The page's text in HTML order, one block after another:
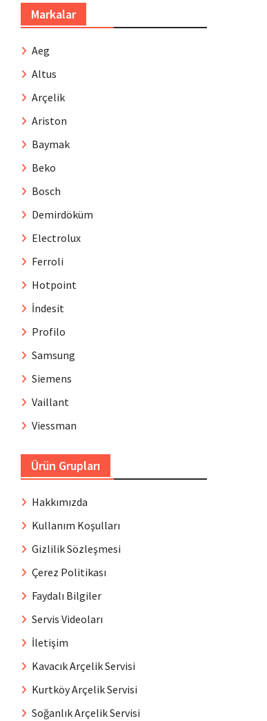
Markalar
Aeg
Altus
Arçelik
Ariston
Baymak
Beko
Bosch
Demirdöküm
Electrolux
Ferroli
Hotpoint
İndesit
Profilo
Samsung
Siemens
Vaillant
Viessman
Ürün Grupları
Hakkımızda
Kullanım Koşulları
Gizlilik Sözleşmesi
Çerez Politikası
Faydalı Bilgiler
Servis Videoları
İletişim
Kavacık Arçelik Servisi
Kurtköy Arçelik Servisi
Soğanlık Arçelik Servisi